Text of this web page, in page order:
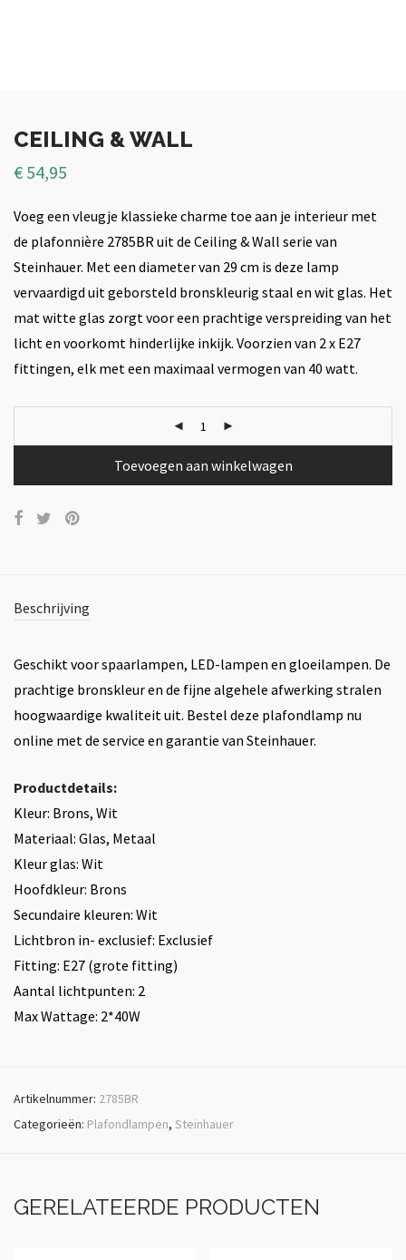
CEILING & WALL
€ 54,95
Voeg een vleugje klassieke charme toe aan je interieur met
de plafonnière 2785BR uit de Ceiling & Wall serie van
Steinhauer. Met een diameter van 29 cm is deze lamp
vervaardigd uit geborsteld bronskleurig staal en wit glas. Het
mat witte glas zorgt voor een prachtige verspreiding van het
licht en voorkomt hinderlijke inkijk. Voorzien van 2 x E27
fittingen, elk met een maximaal vermogen van 40 watt.
Toevoegen aan winkelwagen
Beschrijving
Geschikt voor spaarlampen, LED-lampen en gloeilampen. De
prachtige bronskleur en de fijne algehele afwerking stralen
hoogwaardige kwaliteit uit. Bestel deze plafondlamp nu
online met de service en garantie van Steinhauer.
Productdetails:
Kleur: Brons, Wit
Materiaal: Glas, Metaal
Kleur glas: Wit
Hoofdkleur: Brons
Secundaire kleuren: Wit
Lichtbron in- exclusief: Exclusief
Fitting: E27 (grote fitting)
Aantal lichtpunten: 2
Max Wattage: 2*40W
Artikelnummer: 2785BR
Categorieën: Plafondlampen, Steinhauer
GERELATEERDE PRODUCTEN